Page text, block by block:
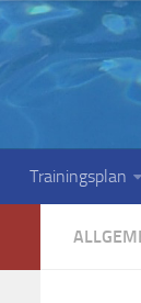
Trainingsplan